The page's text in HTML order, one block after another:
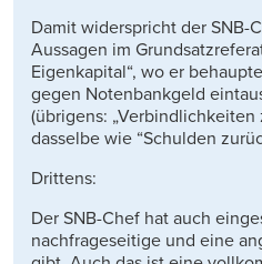
Damit widerspricht der SNB-
Aussagen im
Eigenkapital“, wo er
gegen Notenbankgeld
(übrigens: „Verbindlichkeiten
dasselbe wie “Schulden
Drittens:
Der SNB-Chef hat auch
nachfrageseitige und eine